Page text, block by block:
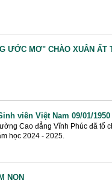
ƯỚC MƠ" CHÀO XUÂN ẤT
viên Việt Nam 09/01/1950
Cao đẳng Vĩnh Phúc đã tổ
học 2024 - 2025.
NON